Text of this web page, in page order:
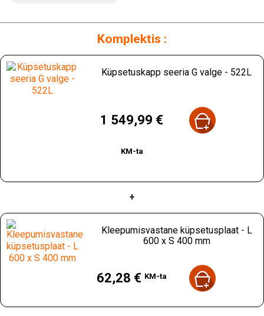
Komplektis :
Küpsetuskapp seeria G valge - 522L
1 549,99 €
KM-ta
+
Kleepumisvastane küpsetusplaat - L
600 x S 400 mm
62,28 € KM-ta